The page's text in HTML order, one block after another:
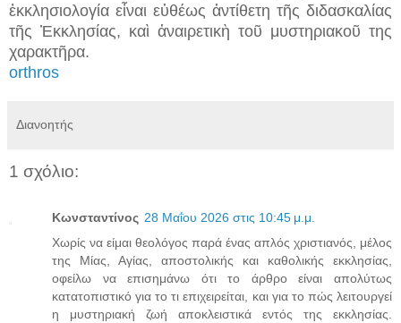
ἐκκλησιολογία εἶναι εὐθέως ἀντίθετη τῆς διδασκαλίας
τῆς Ἐκκλησίας, καὶ ἀναιρετικὴ τοῦ μυστηριακοῦ της
χαρακτῆρα.
orthros
Διανοητής
1 σχόλιο:
Κωνσταντίνος 28 Μαΐου 2026 στις 10:45 μ.μ.
Χωρίς να είμαι θεολόγος παρά ένας απλός χριστιανός, μέλος
της Μίας, Αγίας, αποστολικής και καθολικής εκκλησίας,
οφείλω να επισημάνω ότι το άρθρο είναι απολύτως
κατατοπιστικό για το τι επιχειρείται, και για το πώς λειτουργεί
η μυστηριακή ζωή αποκλειστικά εντός της εκκλησίας.